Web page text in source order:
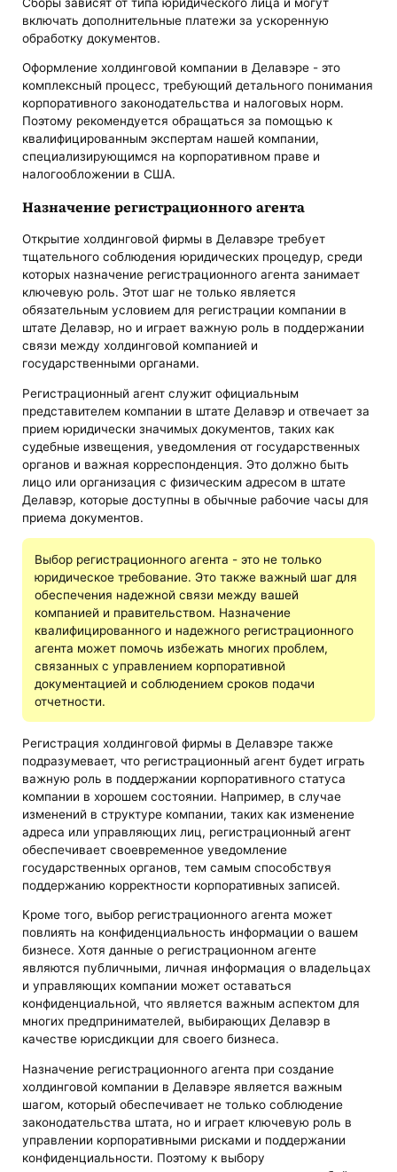
включать дополнительные платежи за ускоренную
обработку документов.
Оформление холдинговой компании в Делавэре - это
комплексный процесс, требующий детального понимания
корпоративного законодательства и налоговых норм.
Поэтому рекомендуется обращаться за помощью к
квалифицированным экспертам нашей компании,
специализирующимся на корпоративном праве и
налогообложении в США.
Назначение регистрационного агента
Открытие холдинговой фирмы в Делавэре требует
тщательного соблюдения юридических процедур, среди
которых назначение регистрационного агента занимает
ключевую роль. Этот шаг не только является
обязательным условием для регистрации компании в
штате Делавэр, но и играет важную роль в поддержании
связи между холдинговой компанией и
государственными органами.
Регистрационный агент служит официальным
представителем компании в штате Делавэр и отвечает за
прием юридически значимых документов, таких как
судебные извещения, уведомления от государственных
органов и важная корреспонденция. Это должно быть
лицо или организация с физическим адресом в штате
Делавэр, которые доступны в обычные рабочие часы для
приема документов.
Выбор регистрационного агента - это не только
юридическое требование. Это также важный шаг для
обеспечения надежной связи между вашей
компанией и правительством. Назначение
квалифицированного и надежного регистрационного
агента может помочь избежать многих проблем,
связанных с управлением корпоративной
документацией и соблюдением сроков подачи
отчетности.
Регистрация холдинговой фирмы в Делавэре также
подразумевает, что регистрационный агент будет играть
важную роль в поддержании корпоративного статуса
компании в хорошем состоянии. Например, в случае
изменений в структуре компании, таких как изменение
адреса или управляющих лиц, регистрационный агент
обеспечивает своевременное уведомление
государственных органов, тем самым способствуя
поддержанию корректности корпоративных записей.
Кроме того, выбор регистрационного агента может
повлиять на конфиденциальность информации о вашем
бизнесе. Хотя данные о регистрационном агенте
являются публичными, личная информация о владельцах
и управляющих компании может оставаться
конфиденциальной, что является важным аспектом для
многих предпринимателей, выбирающих Делавэр в
качестве юрисдикции для своего бизнеса.
Назначение регистрационного агента при создание
холдинговой компании в Делавэре является важным
шагом, который обеспечивает не только соблюдение
законодательства штата, но и играет ключевую роль в
управлении корпоративными рисками и поддержании
конфиденциальности. Поэтому к выбору